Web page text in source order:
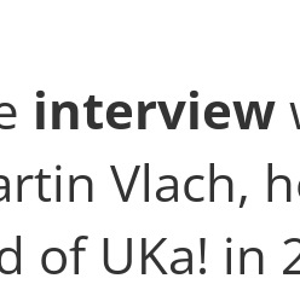
interview
Vlach,
of UKa! in